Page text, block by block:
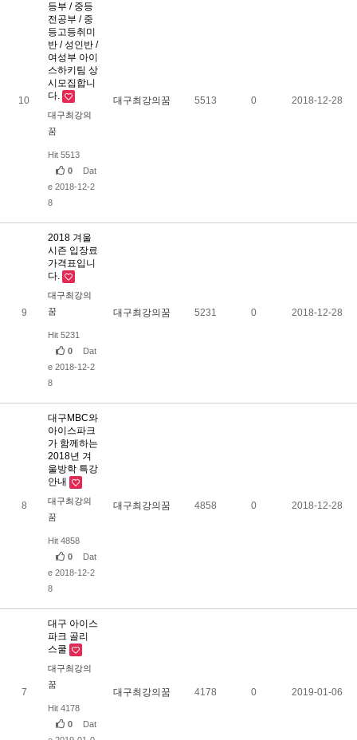
10
등부 / 중등
전공부 / 중
등고등취미
반 / 성인반 /
여성부 아이
스하키팀 상
시모집합니
다.
대구최강의
꿈
Hit 5513
0
Dat
e 2018-12-2
8
대구최강의꿈 5513 0 2018-12-28
9
2018 겨울
시즌 입장료
가격표입니
다.
대구최강의
꿈
Hit 5231
0
Dat
e 2018-12-2
8
대구최강의꿈 5231 0 2018-12-28
8
대구MBC와
아이스파크
가 함께하는
2018년 겨
울방학 특강
안내
대구최강의
꿈
Hit 4858
0
Dat
e 2018-12-2
8
대구최강의꿈 4858 0 2018-12-28
7
대구 아이스
파크 골리
스쿨
대구최강의
꿈
Hit 4178
0
Dat
대구최강의꿈 4178 0 2019-01-06